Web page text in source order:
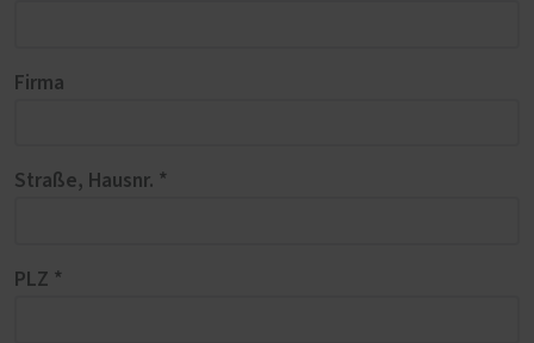
Firma
Straße, Hausnr. *
PLZ *